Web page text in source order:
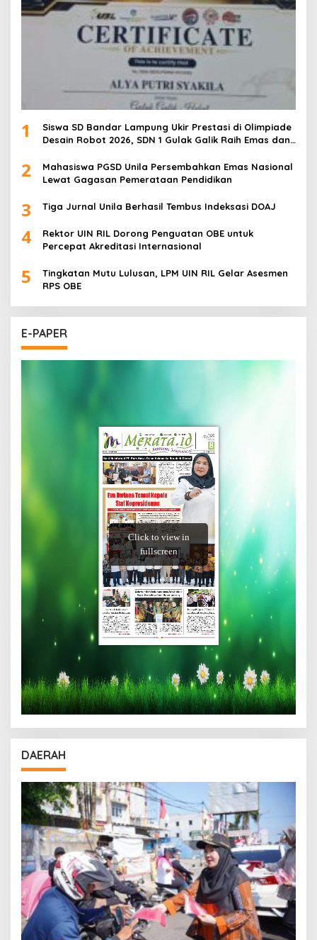
1
Siswa SD Bandar Lampung Ukir Prestasi di Olimpiade
Desain Robot 2026, SDN 1 Gulak Galik Raih Emas dan
2
Mahasiswa PGSD Unila Persembahkan Emas Nasional
Lewat Gagasan Pemerataan Pendidikan
3 Tiga Jurnal Unila Berhasil Tembus Indeksasi DOAJ
4
Rektor UIN RIL Dorong Penguatan OBE untuk
Percepat Akreditasi Internasional
5
Tingkatan Mutu Lulusan, LPM UIN RIL Gelar Asesmen
RPS OBE
E-PAPER
DAERAH